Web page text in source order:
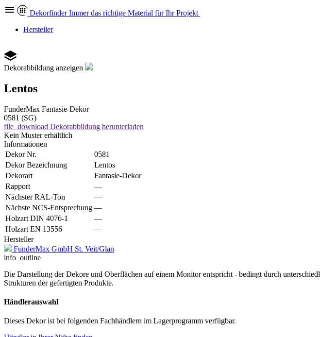
Dekorfinder Immer das richtige Material für Ihr Projekt
Hersteller
Dekorabbildung anzeigen
Lentos
FunderMax Fantasie-Dekor
0581 (SG)
file_download Dekorabbildung herunterladen
Kein Muster erhältlich
Informationen
Dekor Nr.
0581
Dekor Bezeichnung
Lentos
Dekorart
Fantasie-Dekor
Rapport
—
Nächster RAL-Ton
—
Nächste NCS-Entsprechung —
Holzart DIN 4076-1
—
Holzart EN 13556
—
Hersteller
FunderMax GmbH St. Veit/Glan
info_outline
Die Darstellung der Dekore und Oberflächen auf einem Monitor entspricht - bedingt durch
Strukturen der gefertigten Produkte.
Händlerauswahl
Dieses Dekor ist bei folgenden Fachhändlern im Lagerprogramm verfügbar.